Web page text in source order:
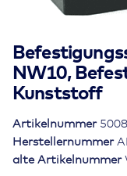
NW10,
Kunststoff
alte Artikelnummer
Herstellernummer
Artikelnummer